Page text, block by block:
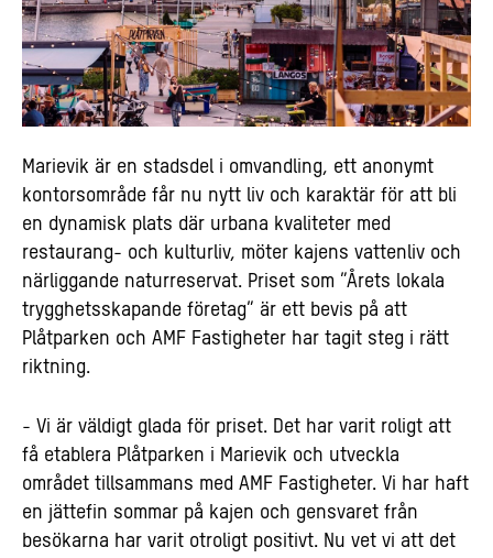
Marievik är en stadsdel i omvandling, ett anonymt
kontorsområde får nu nytt liv och karaktär för att bli
en dynamisk plats där urbana kvaliteter med
restaurang- och kulturliv, möter kajens vattenliv och
närliggande naturreservat. Priset som ”Årets lokala
trygghetsskapande företag” är ett bevis på att
Plåtparken och AMF Fastigheter har tagit steg i rätt
riktning.
- Vi är väldigt glada för priset. Det har varit roligt att
få etablera Plåtparken i Marievik och utveckla
området tillsammans med AMF Fastigheter. Vi har haft
en jättefin sommar på kajen och gensvaret från
besökarna har varit otroligt positivt. Nu vet vi att det